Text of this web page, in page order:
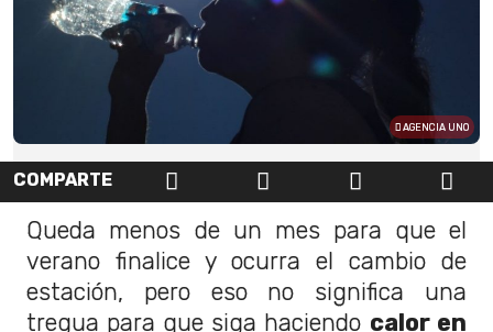
AGENCIA UNO
COMPARTE
Queda menos de un mes para que el
verano finalice y ocurra el cambio de
estación, pero eso no significa una
tregua para que siga haciendo calor en